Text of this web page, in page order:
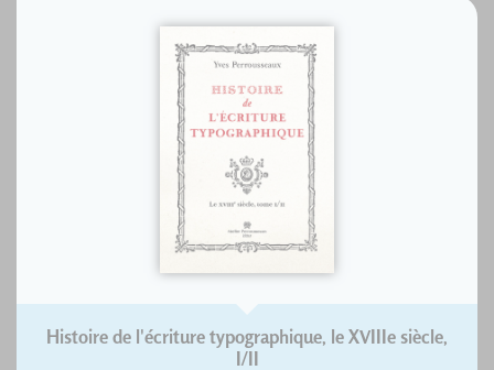
Histoire de l'écriture typographique, le XVIIIe siècle,
I/II